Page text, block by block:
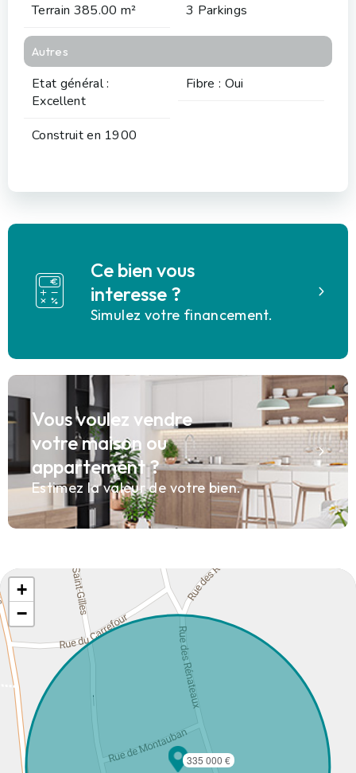
Terrain 385.00 m² 3 Parkings
Autres
Etat général :
Excellent
Fibre : Oui
Construit en 1900
Ce bien vous
interesse ?
Simulez votre financement.
Vous voulez vendre
votre maison ou
appartement ?
Estimez la valeur de votre bien.
335 000 €
+
−